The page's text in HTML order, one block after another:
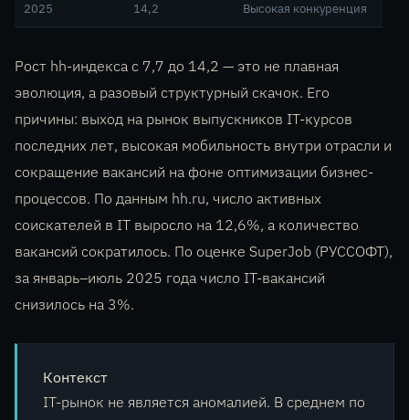
2025 14,2 Высокая конкуренция
Рост hh-индекса с 7,7 до 14,2 — это не плавная
эволюция, а разовый структурный скачок. Его
причины: выход на рынок выпускников IT-курсов
последних лет, высокая мобильность внутри отрасли и
сокращение вакансий на фоне оптимизации бизнес-
процессов. По данным hh.ru, число активных
соискателей в IT выросло на 12,6%, а количество
вакансий сократилось. По оценке SuperJob (РУССОФТ),
за январь–июль 2025 года число IT-вакансий
снизилось на 3%.
Контекст
IT-рынок не является аномалией. В среднем по